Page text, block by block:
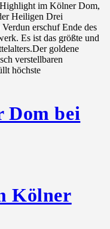
im Kölner Dom,
Heiligen Drei
erschuf Ende des
Es ist das größte und
goldene
verstellbaren
höchste
Dom bei
Kölner